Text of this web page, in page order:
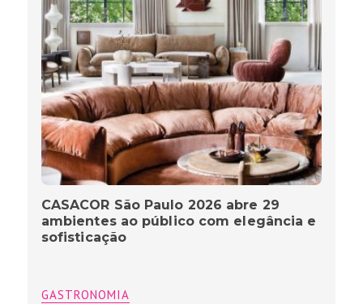
CASACOR São Paulo 2026 abre 29
ambientes ao público com elegância e
sofisticação
GASTRONOMIA